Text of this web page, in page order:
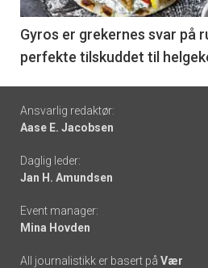
6
Gyros er grekernes svar på
perfekte tilskuddet til
Footer
-
links
Ansvarlig redaktør:
Aase E. Jacobsen
Daglig leder:
Jan H. Amundsen
Event manager:
Mina Hovden
All journalistikk er basert på Vær